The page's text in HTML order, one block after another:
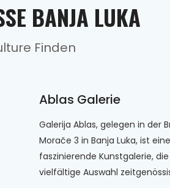
BANJA LUKA
Finden
Ablas Galerie
Galerija Ablas, gelegen in der
Morače 3 in Banja Luka, ist eine
faszinierende Kunstgalerie,
vielfältige Auswahl